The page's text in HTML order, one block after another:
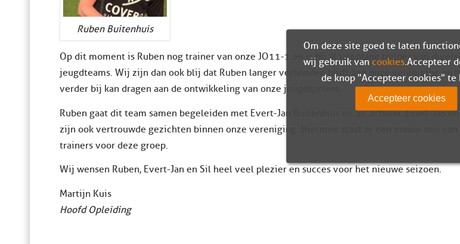
Ruben Buitenhuis
Op dit moment is Ruben nog trainer van onze JO11-1 en is hij al jarenlang trainer van diverse
jeugdteams. Wij zijn dan ook blij dat Ruben langer verbonden blijft aan onze vereniging en
verder bij kan dragen aan de ontwikkeling van onze jeugdspelers.
Ruben gaat dit team samen begeleiden met Evert-Jan Buitenhuis en Sil Schoon. Evert-Jan en
zijn ook vertrouwde gezichten binnen onze vereniging. Hiermee staat er een mooie mix van
trainers voor deze groep.
Wij wensen Ruben, Evert-Jan en Sil heel veel plezier en succes voor het nieuwe seizoen.
Martijn Kuis
Hoofd Opleiding
Om deze site goed te laten
wij gebruik van cookies. Accepteer
de knop "Accepteer cookies" te
Accepteer cookies